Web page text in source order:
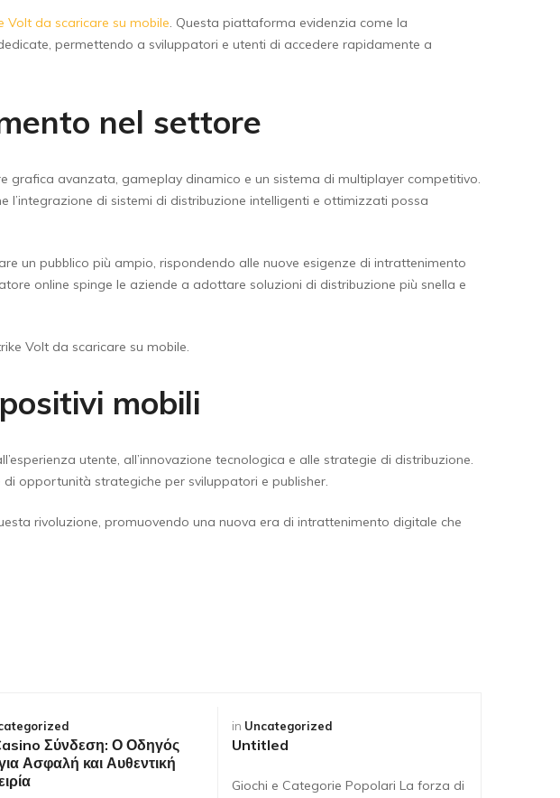
Volt da scaricare su mobile. Questa piattaforma evidenzia come la
permettendo a sviluppatori e utenti di accedere rapidamente a
nel settore
grafica avanzata, gameplay dinamico e un sistema di multiplayer competitivo.
di sistemi di distribuzione intelligenti e ottimizzati possa
un pubblico più ampio, rispondendo alle nuove esigenze di intrattenimento
online spinge le aziende a adottare soluzioni di distribuzione più snella e
Volt da scaricare su mobile.
mobili
utente, all’innovazione tecnologica e alle strategie di distribuzione.
opportunità strategiche per sviluppatori e publisher.
rivoluzione, promuovendo una nuova era di intrattenimento digitale che
Σύνδεση: Ο Οδηγός
Ασφαλή και Αυθεντική
in Uncategorized
Untitled
Giochi e Categorie Popolari La forza di